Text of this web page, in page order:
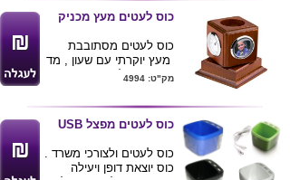
כוס לעטים מעץ מכניק
כוס לעטים מסתובבת
מעץ יוקרתי עם שעון , מד
טמפ' ומד לחות. ניתן
מגווןעטי המתכתשלנו.
גודל של הבסיס: 12x12
ס''מ
גובה : 14.5 ס''מ
מק"ט: 4994
כוס לעטים מפצל USB
כוס לעטים ולצורכי משרד .
כוס יוצאת דופן ויעילה